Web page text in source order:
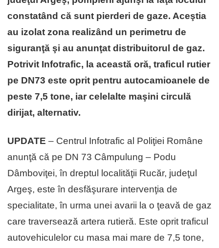
constatând că sunt pierderi de gaze. Aceştia
au izolat zona realizând un perimetru de
siguranţă şi au anunţat distribuitorul de gaz.
Potrivit Infotrafic, la această oră, traficul rutier
pe DN73 este oprit pentru autocamioanele de
peste 7,5 tone, iar celelalte maşini circulă
dirijat, alternativ.
UPDATE – Centrul Infotrafic al Poliţiei Române
anunţă că pe DN 73 Câmpulung – Podu
Dâmboviţei, în dreptul localităţii Rucăr, judeţul
Argeş, este în desfăşurare intervenţia de
specialitate, în urma unei avarii la o ţeavă de gaz
care traversează artera rutieră. Este oprit traficul
autovehiculelor cu masa mai mare de 7,5 tone,